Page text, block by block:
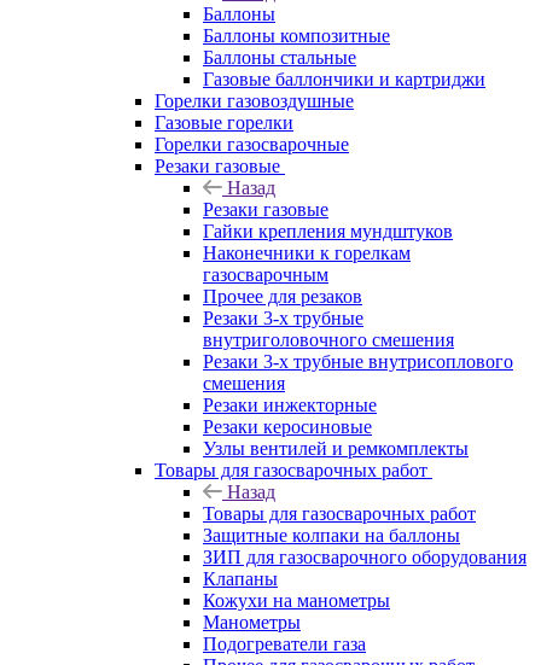
Баллоны
Баллоны композитные
Баллоны стальные
Газовые баллончики и картриджи
Горелки газовоздушные
Газовые горелки
Горелки газосварочные
Резаки газовые
Назад
Резаки газовые
Гайки крепления мундштуков
Наконечники к горелкам
газосварочным
Прочее для резаков
Резаки 3-х трубные
внутриголовочного смешения
Резаки 3-х трубные внутрисоплового
смешения
Резаки инжекторные
Резаки керосиновые
Узлы вентилей и ремкомплекты
Товары для газосварочных работ
Назад
Товары для газосварочных работ
Защитные колпаки на баллоны
ЗИП для газосварочного оборудования
Клапаны
Кожухи на манометры
Манометры
Подогреватели газа